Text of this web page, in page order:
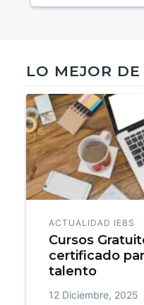
LO MEJOR
ACTUALIDAD IEBS
Cursos
certificado
talento
12 Diciembre, 2025